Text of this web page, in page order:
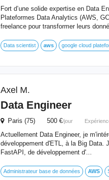
Fort d’une solide expertise en Data
Plateformes Data Analytics (AWS,
freelance pour transformer leurs
Data scientist aws google cloud
Axel M.
Data Engineer
Paris (75) 500 €/jour
Actuellement Data Engineer, je
développement d'ETL, à la Big Data.
FastAPI, de développement d'...
Administrateur base de données AWS